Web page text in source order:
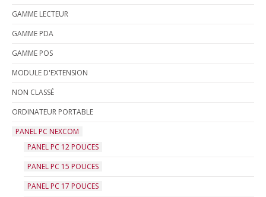
GAMME LECTEUR
GAMME PDA
GAMME POS
MODULE D'EXTENSION
NON CLASSÉ
ORDINATEUR PORTABLE
PANEL PC NEXCOM
PANEL PC 12 POUCES
PANEL PC 15 POUCES
PANEL PC 17 POUCES